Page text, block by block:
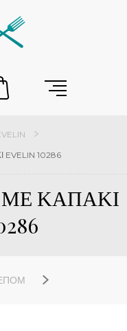
EVELIN 10286
ΜΕ ΚΑΠΑΚΙ